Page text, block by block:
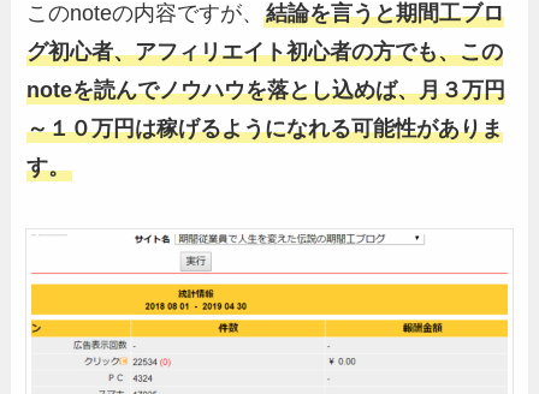
このnoteの内容ですが、結論を言うと期間工ブロ
グ初心者、アフィリエイト初心者の方でも、この
noteを読んでノウハウを落とし込めば、月３万円
～１０万円は稼げるようになれる可能性がありま
す。